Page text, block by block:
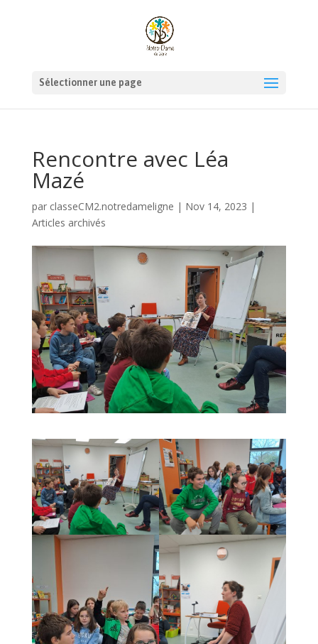
Sélectionner une page
Rencontre avec Léa
Mazé
par classeCM2.notredameligne | Nov 14, 2023 |
Articles archivés